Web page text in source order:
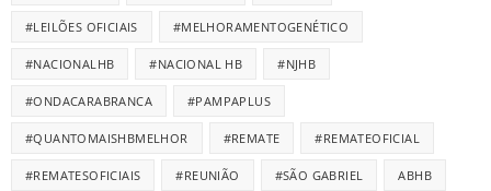
#LEILÕES OFICIAIS #MELHORAMENTOGENÉTICO
#NACIONALHB #NACIONAL HB #NJHB
#ONDACARABRANCA #PAMPAPLUS
#QUANTOMAISHBMELHOR #REMATE #REMATEOFICIAL
#REMATESOFICIAIS #REUNIÃO #SÃO GABRIEL ABHB